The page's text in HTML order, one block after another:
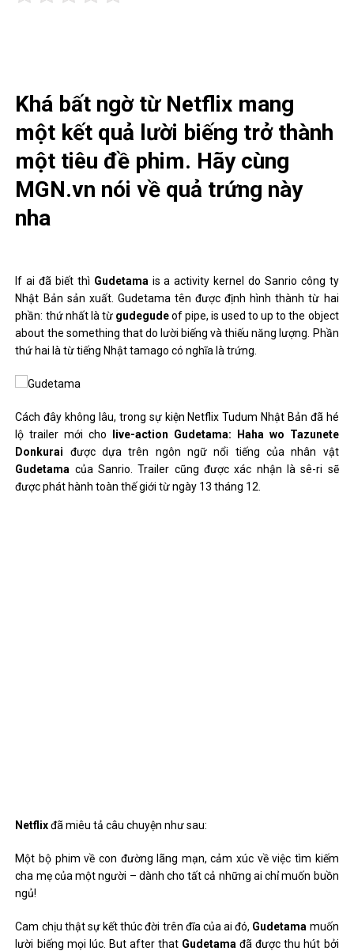
Khá bất ngờ từ Netflix mang
một kết quả lười biếng trở thành
một tiêu đề phim. Hãy cùng
MGN.vn nói về quả trứng này
nha
If ai đã biết thì Gudetama is a activity kernel do Sanrio công ty
Nhật Bản sản xuất. Gudetama tên được định hình thành từ hai
phần: thứ nhất là từ gudegudeof pipe, is used to up to the object
about the something that do lười biếng và thiếu năng lượng. Phần
thứ hai là từ tiếng Nhật tamago có nghĩa là trứng.
Cách đây không lâu, trong sự kiện Netflix Tudum Nhật Bản đã hé
lộ trailer mới cho
live-action Gudetama: Haha wo Tazunete
Donkurai được dựa trên ngôn ngữ nổi tiếng của nhân vật
Gudetama của Sanrio. Trailer cũng được xác nhận là sê-ri sẽ
được phát hành toàn thế giới từ ngày 13 tháng 12.
Netflixđã miêu tả câu chuyện như sau:
Một bộ phim về con đường lãng mạn, cảm xúc về việc tìm kiếm
cha mẹ của một người – dành cho tất cả những ai chỉ muốn buồn
ngủ!
Cam chịu thật sự kết thúc đời trên đĩa của ai đó, Gudetama muốn
lười biếng mọi lúc. But after that Gudetama đã được thu hút bởi